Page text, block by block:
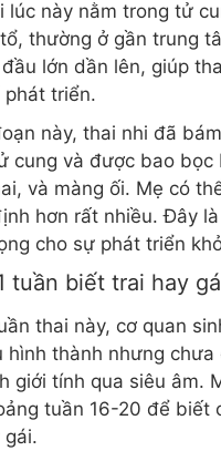
lúc này nằm trong tử
thường ở gần trung
lớn dần lên, giúp
phát triển.
này, thai nhi đã
cung và được bao bọc
và màng ối. Mẹ có
hơn rất nhiều. Đây
cho sự phát triển
tuần biết trai hay
thai này, cơ quan
hình thành nhưng chưa
giới tính qua siêu âm.
tuần 16-20 để biết
gái.